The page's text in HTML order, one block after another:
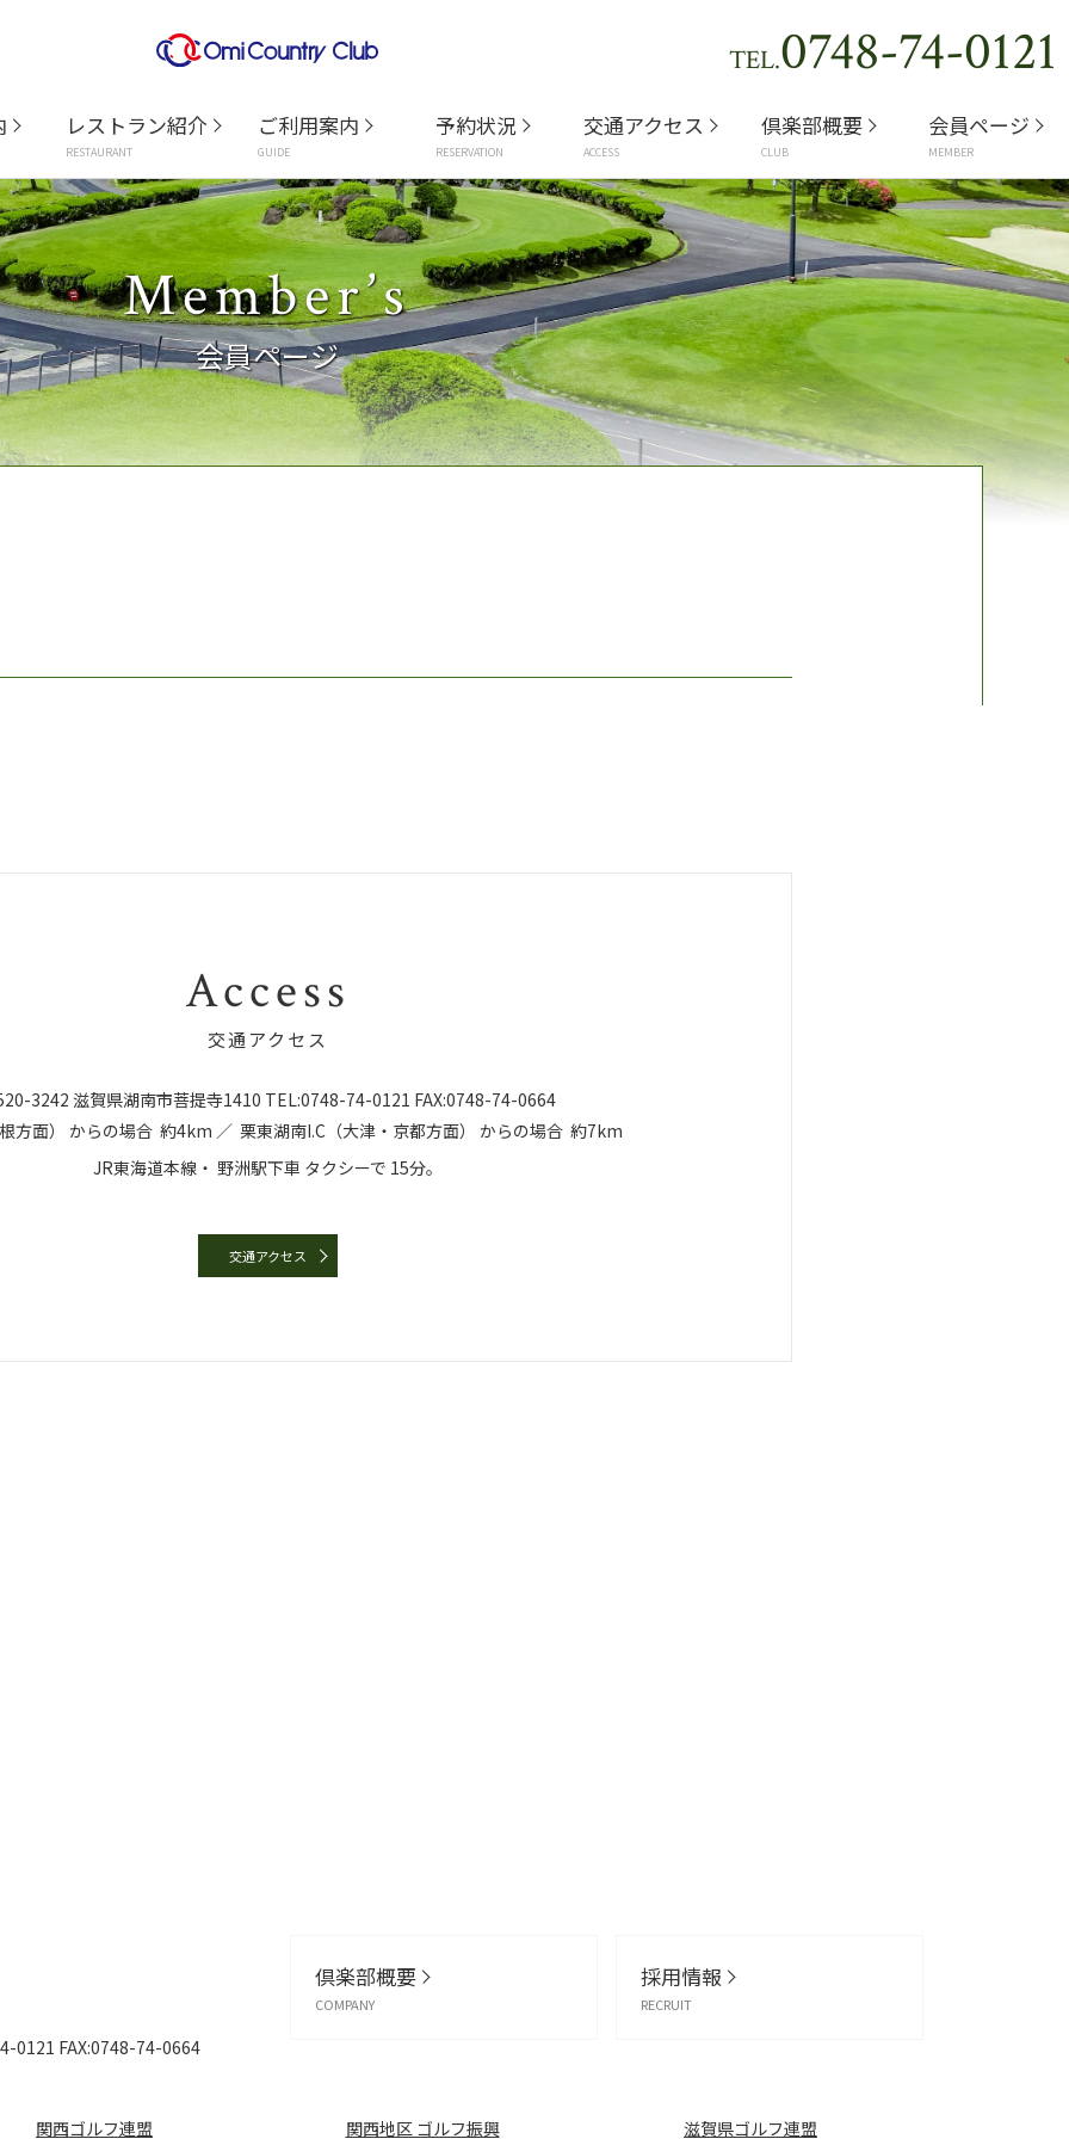
TEL.0748-74-0121
レストラン紹介
RESTAURANT
ご利用案内
GUIDE
予約状況
RESERVATION
交通アクセス
ACCESS
倶楽部概要
CLUB
会員ページ
MEMBER
Member’s
会員ページ
Access
交通アクセス
3242 滋賀県湖南市菩提寺1410 TEL:0748-74-0121 FAX:0748-74-0664
方面） からの場合 約4km ／ 栗東湖南I.C（大津・京都方面） からの場合 約7km
JR東海道本線・ 野洲駅下車 タクシーで 15分。
交通アクセス
倶楽部概要
COMPANY
採用情報
RECRUIT
0121 FAX:0748-74-0664
関西ゴルフ連盟 関西地区 ゴルフ振興 滋賀県ゴルフ連盟